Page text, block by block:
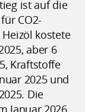
ist auf die
CO2-
kostete
aber 6
Kraftstoffe
2025 und
Die
Januar 2026